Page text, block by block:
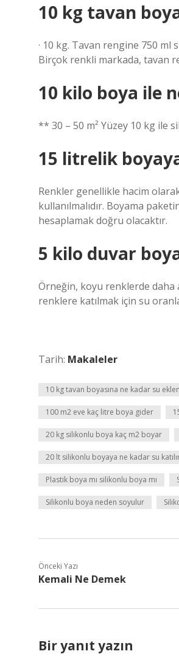
10 kg tavan
· 10 kg. Tavan rengine 750 ml
Birçok renkli markada, tavan
10 kilo boya ile
** 30 – 50 m² Yüzey 10 kg ile
15 litrelik
Renkler genellikle hacim
kullanılmalıdır. Boyama
hesaplamak doğru olacaktır.
5 kilo duvar
Örneğin, koyu renklerde daha
renklere katılmak için su
Tarih: Makaleler
10 kg tavan boyasına ne kadar su
100 m2 eve kaç litre boya gider
20 kg silikonlu boya kaç m2 boyar
20 lt silikonlu boyaya ne kadar su
Plastik boya mı silikonlu boya mı
Silikonlu boya neden soyulur
Önceki Yazı
Kemali Ne Demek
Bir yanıt yazın